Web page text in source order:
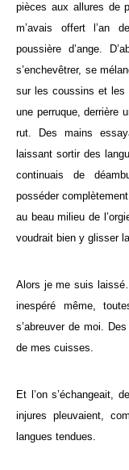
pièces aux allures de
m’avais offert l’an
poussière d’ange.
s’enchevêtrer, se
sur les coussins et les
une perruque, derrière
rut. Des mains
laissant sortir des
continuais de
posséder
au beau milieu de
voudrait bien y glisser
Alors je me suis
inespéré même,
s’abreuver de moi.
de mes cuisses.
Et l’on s’échangeait,
injures pleuvaient,
langues tendues.